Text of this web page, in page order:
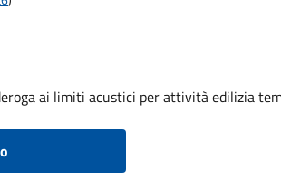
ai limiti acustici per attività edilizia